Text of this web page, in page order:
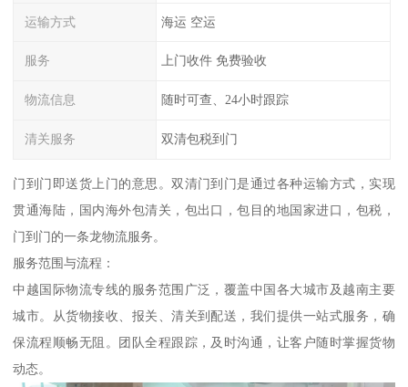
运输方式 海运 空运
服务 上门收件 免费验收
物流信息 随时可查、24小时跟踪
清关服务 双清包税到门
门到门即送货上门的意思。双清门到门是通过各种运输方式，实现
贯通海陆，国内海外包清关，包出口，包目的地国家进口，包税，
门到门的一条龙物流服务。
服务范围与流程：
中越国际物流专线的服务范围广泛，覆盖中国各大城市及越南主要
城市。从货物接收、报关、清关到配送，我们提供一站式服务，确
保流程顺畅无阻。团队全程跟踪，及时沟通，让客户随时掌握货物
动态。